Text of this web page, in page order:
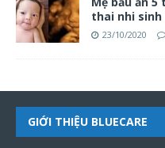
thai nhi sinh
23/10/2020
GIỚI THIỆU BLUECARE